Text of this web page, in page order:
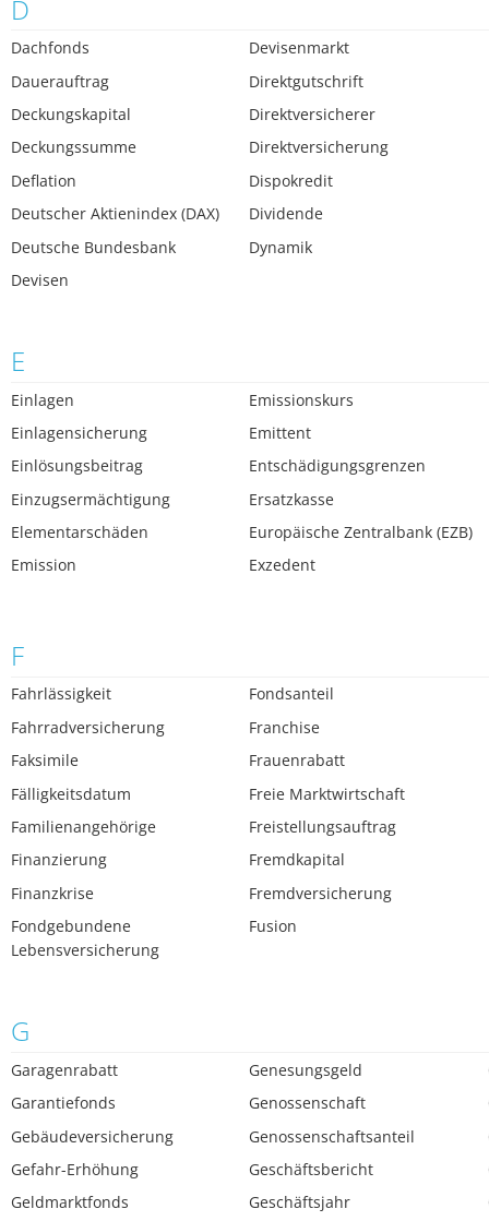
D
Dachfonds
Dauerauftrag
Deckungskapital
Deckungssumme
Deflation
Deutscher Aktienindex (DAX)
Deutsche Bundesbank
Devisen
Devisenmarkt
Direktgutschrift
Direktversicherer
Direktversicherung
Dispokredit
Dividende
Dynamik
E
Einlagen
Einlagensicherung
Einlösungsbeitrag
Einzugsermächtigung
Elementarschäden
Emission
Emissionskurs
Emittent
Entschädigungsgrenzen
Ersatzkasse
Europäische Zentralbank (EZB)
Exzedent
F
Fahrlässigkeit
Fahrradversicherung
Faksimile
Fälligkeitsdatum
Familienangehörige
Finanzierung
Finanzkrise
Fondgebundene
Lebensversicherung
Fondsanteil
Franchise
Frauenrabatt
Freie Marktwirtschaft
Freistellungsauftrag
Fremdkapital
Fremdversicherung
Fusion
G
Garagenrabatt
Garantiefonds
Gebäudeversicherung
Gefahr-Erhöhung
Geldmarktfonds
Genesungsgeld
Genossenschaft
Genossenschaftsanteil
Geschäftsbericht
Geschäftsjahr